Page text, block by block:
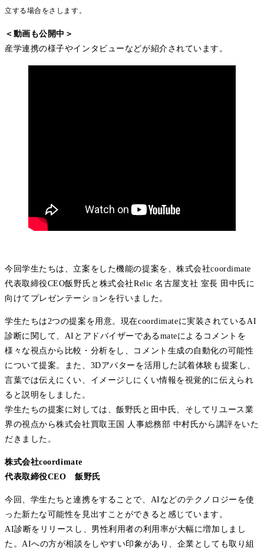
立する場合をさします。
＜動画も公開中＞
産学連携の様子やインタビューなどが紹介されています。
今回学生たちは、立案をした機能の提案を、株式会社coordimate
代表取締役CEO飯野氏と株式会社Relic 名古屋支社 室長 田中氏に
向けてプレゼンテーションを行いました。
学生たちは2つの提案を用意。現在coordimateに実装されているAI
診断に関して、AIとアドバイザーであるmateによるコメントを
様々な視点から比較・分析をし、コメント生成の自動化の可能性
について提案。また、3Dアバターを活用した試着体験も提案し、
言葉では伝えにくい、イメージしにくい情報を視覚的に伝えられ
ると説明をしました。
学生たちの提案に対しては、飯野氏と田中氏、そしてリユース業
界の視点から株式会社買取王国 人事総務部 中村氏から講評をいた
だきました。
株式会社coordimate
代表取締役CEO 飯野氏
今回、学生たちと連携をすることで、AIなどのテクノロジーを使
った新たな可能性を見出すことができると感じています。
AI診断をリリースし、男性利用者の利用率が大幅に増加しまし
た。AIへの方が相談をしやすい印象があり、企業としても取り組